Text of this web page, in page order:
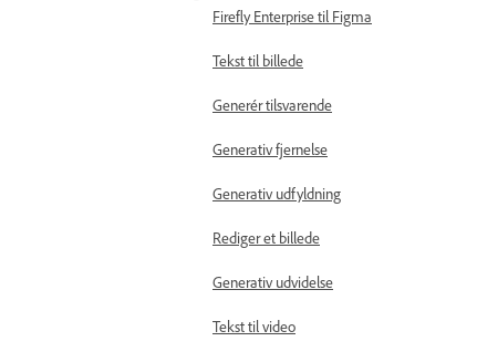
Firefly Enterprise til Figma
Tekst til billede
Generér tilsvarende
Generativ fjernelse
Generativ udfyldning
Rediger et billede
Generativ udvidelse
Tekst til video